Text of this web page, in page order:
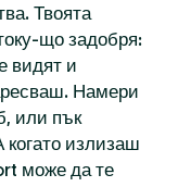
Твоята
що задобря:
видят и
Намери
или пък
излизаш
може да те